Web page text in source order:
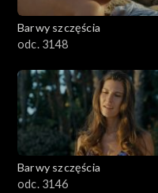
Barwy szczęścia
odc. 3148
Barwy szczęścia
odc. 3146